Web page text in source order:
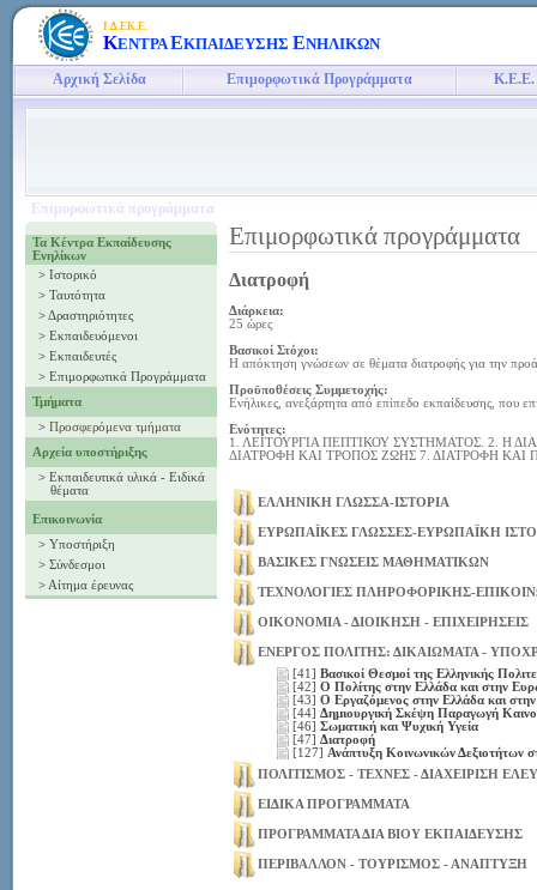
Ι.Δ.ΕΚ.Ε.
ΚΕΝΤΡΑΕΚΠΑΙΔΕΥΣΗΣ ΕΝΗΛΙΚΩΝ
Αρχική Σελίδα Επιμορφωτικά Προγράμματα Κ.Ε.Ε.
Επιμορφωτικά προγράμματα
Τα Κέντρα Εκπαίδευσης
Ενηλίκων
> Ιστορικό
> Ταυτότητα
>Δραστηριότητες
> Εκπαιδευόμενοι
> Εκπαιδευτές
> Επιμορφωτικά Προγράμματα
Τμήματα
> Προσφερόμενα τμήματα
Αρχεία υποστήριξης
> Εκπαιδευτικά υλικά - Ειδικά
θέματα
Επικοινωνία
> Υποστήριξη
> Σύνδεσμοι
> Αίτημα έρευνας
Επιμορφωτικά προγράμματα
Διατροφή
Διάρκεια:
25 ώρες
Βασικοί Στόχοι:
Η απόκτηση γνώσεων σε θέματα διατροφής για την
Προϋποθέσεις Συμμετοχής:
Ενήλικες, ανεξάρτητα από επίπεδο εκπαίδευσης, που
Ενότητες:
1. ΛΕΙΤΟΥΡΓΙΑ ΠΕΠΤΙΚΟΥ ΣΥΣΤΗΜΑΤΟΣ. 2. Η
ΔΙΑΤΡΟΦΗ ΚΑΙ ΤΡΟΠΟΣ ΖΩΗΣ 7. ΔΙΑΤΡΟΦΗ ΚΑΙ
ΕΛΛΗΝΙΚΗ ΓΛΩΣΣΑ-ΙΣΤΟΡΙΑ
ΕΥΡΩΠΑΪΚΕΣ ΓΛΩΣΣΕΣ-ΕΥΡΩΠΑΪΚΗ
ΒΑΣΙΚΕΣ ΓΝΩΣΕΙΣ ΜΑΘΗΜΑΤΙΚΩΝ
ΤΕΧΝΟΛΟΓΙΕΣ ΠΛΗΡΟΦΟΡΙΚΗΣ-
ΟΙΚΟΝΟΜΙΑ - ΔΙΟΙΚΗΣΗ - ΕΠΙΧΕΙΡΗΣΕΙΣ
ΕΝΕΡΓΟΣ ΠΟΛΙΤΗΣ: ΔΙΚΑΙΩΜΑΤΑ -
[41] Βασικοί Θεσμοί της Ελληνικής
[42] Ο Πολίτης στην Ελλάδα και στην
[43] Ο Εργαζόμενος στην Ελλάδα και
[44] Δημιουργική Σκέψη Παραγωγή
[46] Σωματική και Ψυχική Υγεία
[47] Διατροφή
[127] Ανάπτυξη Κοινωνικών Δεξιοτήτων
ΠΟΛΙΤΙΣΜΟΣ - ΤΕΧΝΕΣ - ΔΙΑΧΕΙΡΙΣΗ
ΕΙΔΙΚΑ ΠΡΟΓΡΑΜΜΑΤΑ
ΠΡΟΓΡΑΜΜΑΤΑ ΔΙΑ ΒΙΟΥ ΕΚΠΑΙΔΕΥΣΗΣ
ΠΕΡΙΒΑΛΛΟΝ - ΤΟΥΡΙΣΜΟΣ - ΑΝΑΠΤΥΞΗ